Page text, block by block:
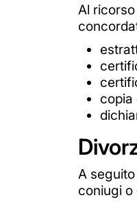
Al
copia
A
coniugi o